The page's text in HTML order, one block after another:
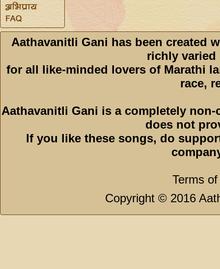
Aathavanitli Gani has been created
richly varied
for all like-minded lovers of Marathi
race,
Aathavanitli Gani is a completely
does not
If you like these songs, do
Terms
Copyright © 2016